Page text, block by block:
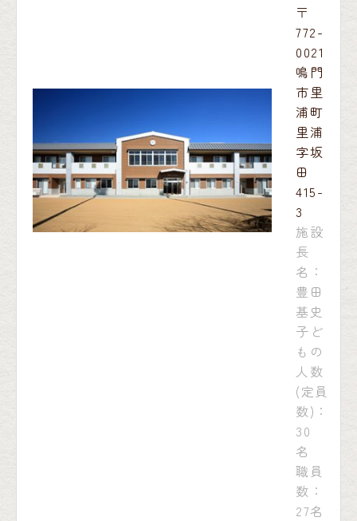
〒
772-
0021
鳴門
市里
浦町
里浦
字坂
田
415-
3
施設
長
名：
豊田
基史
子ど
もの
人数
(定員
数)：
30
名
職員
数：
27名